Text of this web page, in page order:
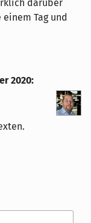
darüber
Tag und
2020: